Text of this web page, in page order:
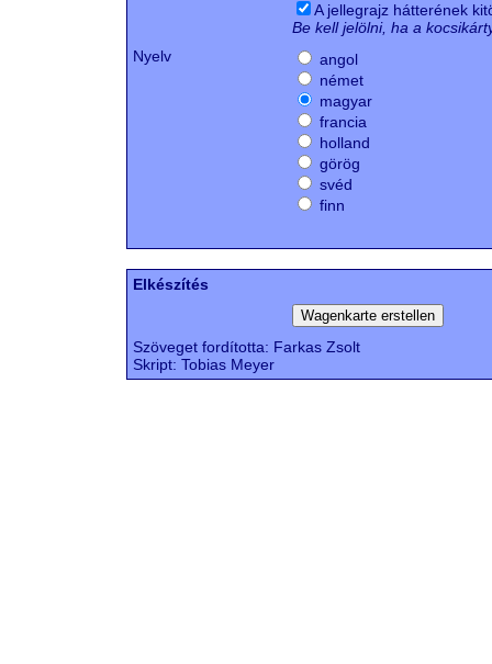
A jellegrajz hátterének
Be kell jelölni, ha a
Nyelv
angol
német
magyar
francia
holland
görög
svéd
finn
Elkészítés
Szöveget fordította: Farkas Zsolt
Skript: Tobias Meyer